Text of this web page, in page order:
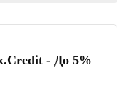
- До 5%